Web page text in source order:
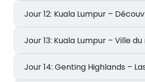
Jour 12: Kuala Lumpur –
Jour 13: Kuala Lumpur –
Jour 14: Genting